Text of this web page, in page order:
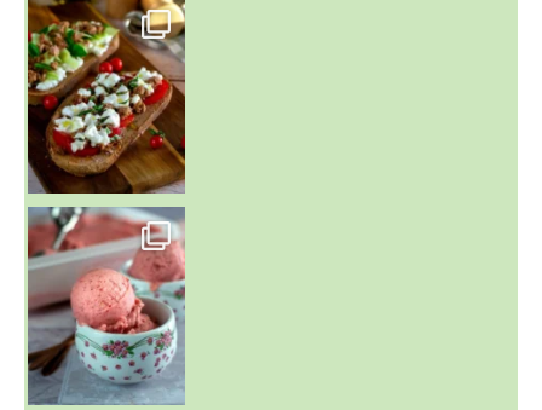
~ NICE CREAM À LA FRAISE ~
Presque un mois que